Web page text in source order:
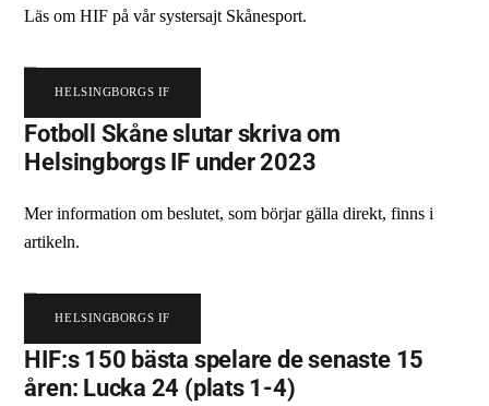
Läs om HIF på vår systersajt Skånesport.
HELSINGBORGS IF
Fotboll Skåne slutar skriva om
Helsingborgs IF under 2023
Mer information om beslutet, som börjar gälla direkt, finns i
artikeln.
HELSINGBORGS IF
HIF:s 150 bästa spelare de senaste 15
åren: Lucka 24 (plats 1-4)